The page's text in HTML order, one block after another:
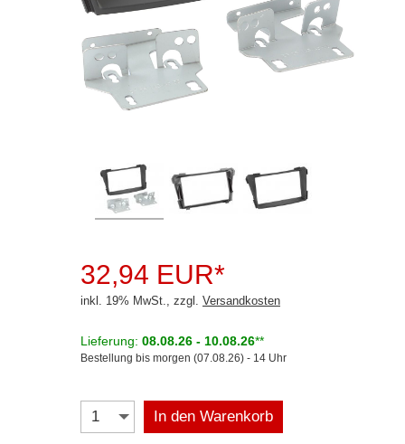
Rückfahrsysteme
Soundprozessoren
Aktivsystemadapter
Antennenkabel
Antennensplitter
Antennenstab
Antennenverstärker
32,94 EUR*
inkl. 19% MwSt., zzgl. Versandkosten
Lieferung: 08.08.26 - 10.08.26**
Bestellung bis morgen (07.08.26) - 14 Uhr
In den Warenkorb